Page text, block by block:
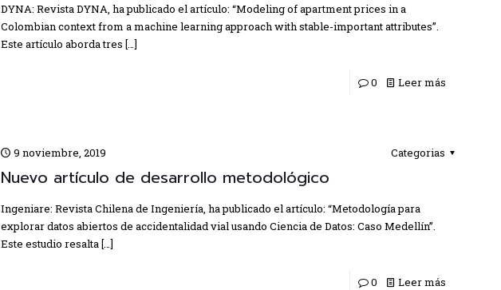
DYNA: Revista DYNA, ha publicado el artículo: “Modeling of apartment prices in a
Colombian context from a machine learning approach with stable-important attributes”.
Este artículo aborda tres […]
0 Leer más
9 noviembre, 2019 Categorias
Nuevo artículo de desarrollo metodológico
Ingeniare: Revista Chilena de Ingeniería, ha publicado el artículo: “Metodología para
explorar datos abiertos de accidentalidad vial usando Ciencia de Datos: Caso Medellín”.
Este estudio resalta […]
0 Leer más